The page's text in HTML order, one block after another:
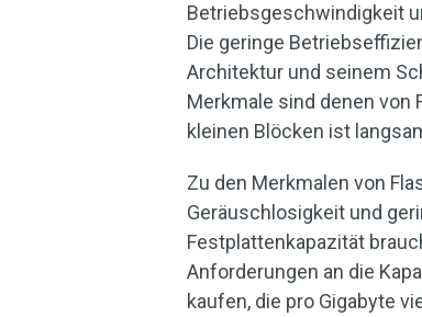
Betriebsgeschwindigkeit
Die geringe
Architektur und seinem
Merkmale sind denen von
kleinen Blöcken ist
Zu den Merkmalen von
Geräuschlosigkeit und
Festplattenkapazität
Anforderungen an die
kaufen, die pro Gigabyte